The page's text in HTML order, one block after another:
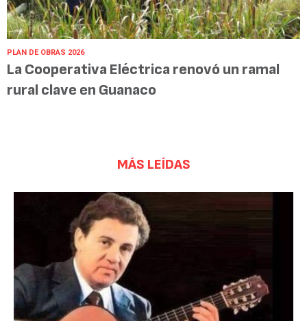
PLAN DE OBRAS 2026
La Cooperativa Eléctrica renovó un ramal
rural clave en Guanaco
MÁS LEÍDAS